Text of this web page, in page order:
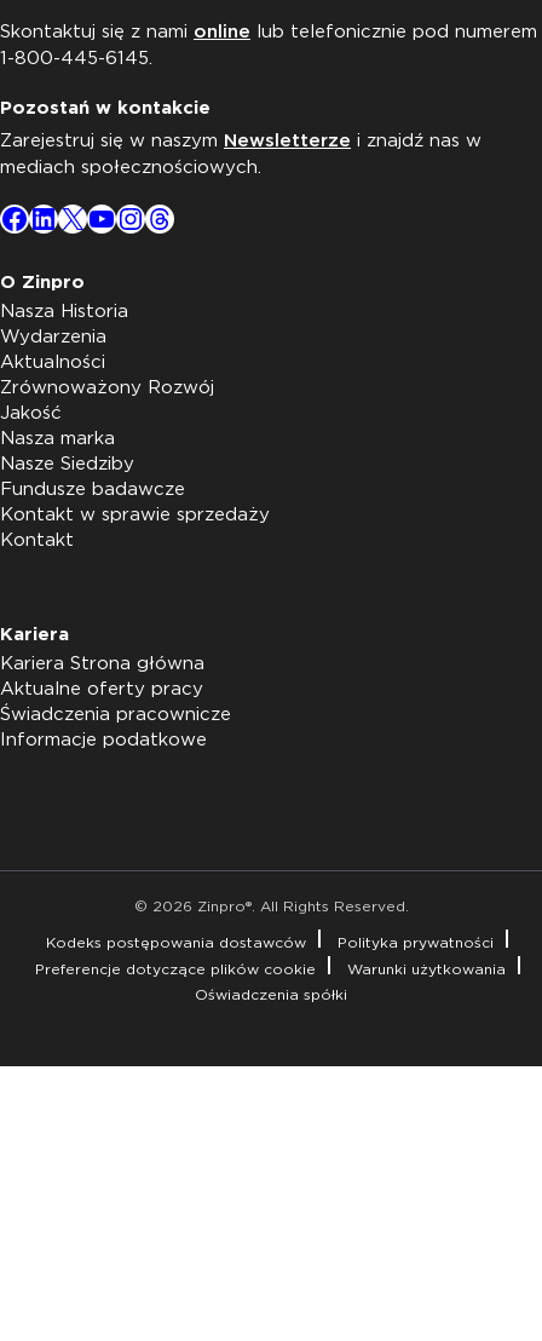
Skontaktuj się z nami online lub telefonicznie pod numerem
1-800-445-6145.
Pozostań w kontakcie
Zarejestruj się w naszym Newsletterze i znajdź nas w
mediach społecznościowych.
Facebook
LinkedIn
X YouTube
Instagram
Threads
O Zinpro
Nasza Historia
Wydarzenia
Aktualności
Zrównoważony Rozwój
Jakość
Nasza marka
Nasze Siedziby
Fundusze badawcze
Kontakt w sprawie sprzedaży
Kontakt
Kariera
Kariera Strona główna
Aktualne oferty pracy
Świadczenia pracownicze
Informacje podatkowe
© 2026 Zinpro®. All Rights Reserved.
Kodeks postępowania dostawców
Polityka prywatności
Preferencje dotyczące plików cookie
Warunki użytkowania
Oświadczenia spółki